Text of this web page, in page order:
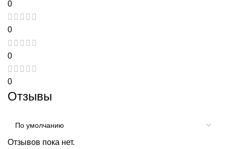
0
0
0
0
Отзывы
Отзывов пока нет.